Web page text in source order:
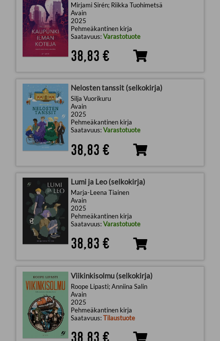
Mirjami Sirén; Riikka Tuohimetsä
Avain
2025
Pehmeäkantinen kirja
Saatavuus:Varastotuote
38,83 €
Nelosten tanssit (selkokirja)
Silja Vuorikuru
Avain
2025
Pehmeäkantinen kirja
Saatavuus:Varastotuote
38,83 €
Lumi ja Leo (selkokirja)
Marja-Leena Tiainen
Avain
2025
Pehmeäkantinen kirja
Saatavuus:Varastotuote
38,83 €
Viikinkisolmu (selkokirja)
Roope Lipasti; Anniina Salin
Avain
2025
Pehmeäkantinen kirja
Saatavuus:Tilaustuote